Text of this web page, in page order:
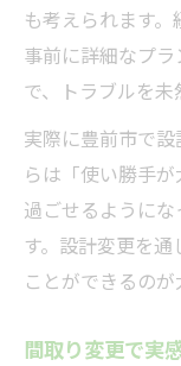
も考えられます。
事前に詳細なプ
で、トラブルを未
実際に豊前市で
らは「使い勝手
過ごせるように
す。設計変更を
ことができるのが
間取り変更で実